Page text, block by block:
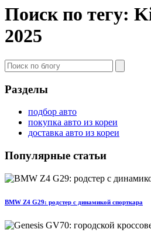
Поиск по тегу:
2025
Разделы
подбор авто
покупка авто из кореи
доставка авто из кореи
Популярные статьи
BMW Z4 G29: родстер с динамикой спорткара